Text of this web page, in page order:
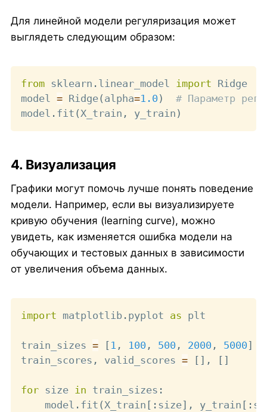
Для линейной модели регуляризация может
выглядеть следующим образом:
from sklearn . linear_model import Ridge
model = Ridge( alpha=1.0 )
# Параметр
model . fit (X_train , y_train )
4. Визуализация
Графики могут помочь лучше понять поведение
модели. Например, если вы визуализируете
кривую обучения (learning curve), можно
увидеть, как изменяется ошибка модели на
обучающих и тестовых данных в зависимости
от увеличения объема данных.
import matplotlib. pyplot as plt
train_sizes = [ 1 , 100 , 500 , 2000 , 5000 ]
train_scores , valid_scores = [ ] , [ ]
for size in train_sizes :
    model
. fit (X_train [ : size] , y_train [ :